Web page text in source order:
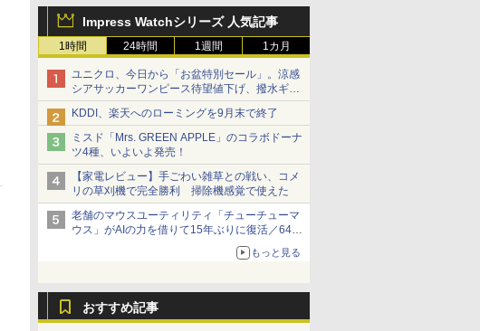
Impress Watchシリーズ 人気記事
1時間 24時間 1週間 1カ月
ユニクロ、今日から「お盆特別セール」。涼感
シアサッカーワンピース待望値下げ、撥水ギア
ショーツは1990円に
KDDI、楽天へのローミングを9月末で終了
ミスド「Mrs. GREEN APPLE」のコラボドーナ
ツ4種、いよいよ発売！
【家電レビュー】手ごわい雑草との戦い、コメ
リの草刈機で完全勝利 掃除機感覚で使えた
老舗のマウスユーティリティ「チューチューマ
ウス」がAIの力を借りて15年ぶりに復活／64bit
化、Windows 10/11、「Chrome」も走り回
る。復活記念で2026年末まで500円
もっと見る
おすすめ記事